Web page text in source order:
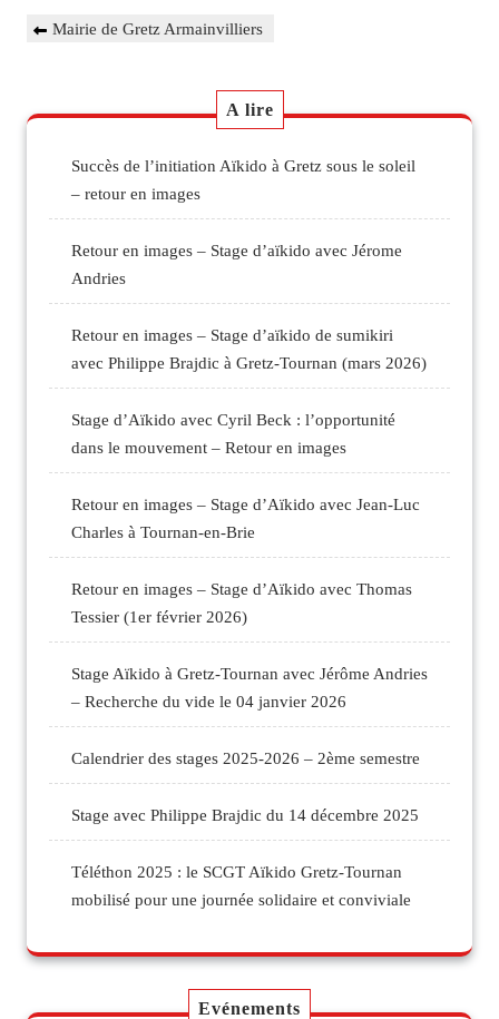
de
Previous
Mairie de Gretz Armainvilliers
A lire
Succès de l’initiation Aïkido à Gretz sous le soleil
– retour en images
Retour en images – Stage d’aïkido avec Jérome
Andries
Retour en images – Stage d’aïkido de sumikiri
avec Philippe Brajdic à Gretz-Tournan (mars 2026)
Stage d’Aïkido avec Cyril Beck : l’opportunité
dans le mouvement – Retour en images
Retour en images – Stage d’Aïkido avec Jean-Luc
Charles à Tournan-en-Brie
Retour en images – Stage d’Aïkido avec Thomas
Tessier (1er février 2026)
Stage Aïkido à Gretz-Tournan avec Jérôme Andries
– Recherche du vide le 04 janvier 2026
Calendrier des stages 2025-2026 – 2ème semestre
Stage avec Philippe Brajdic du 14 décembre 2025
Téléthon 2025 : le SCGT Aïkido Gretz-Tournan
mobilisé pour une journée solidaire et conviviale
Evénements